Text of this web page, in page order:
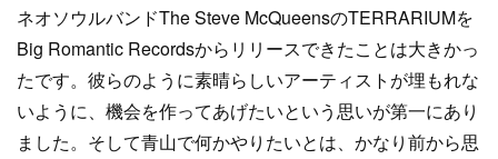
ネオソウルバンドThe Steve McQueensのTERRARIUMを
Big Romantic Recordsからリリースできたことは大きかっ
たです。彼らのように素晴らしいアーティストが埋もれな
いように、機会を作ってあげたいという思いが第一にあり
ました。そして青山で何かやりたいとは、かなり前から思